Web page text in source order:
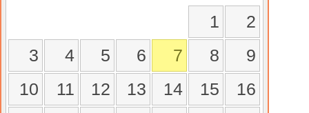
1
2
3
4 5 6 7 8
9
10
11 12 13 14 15
16